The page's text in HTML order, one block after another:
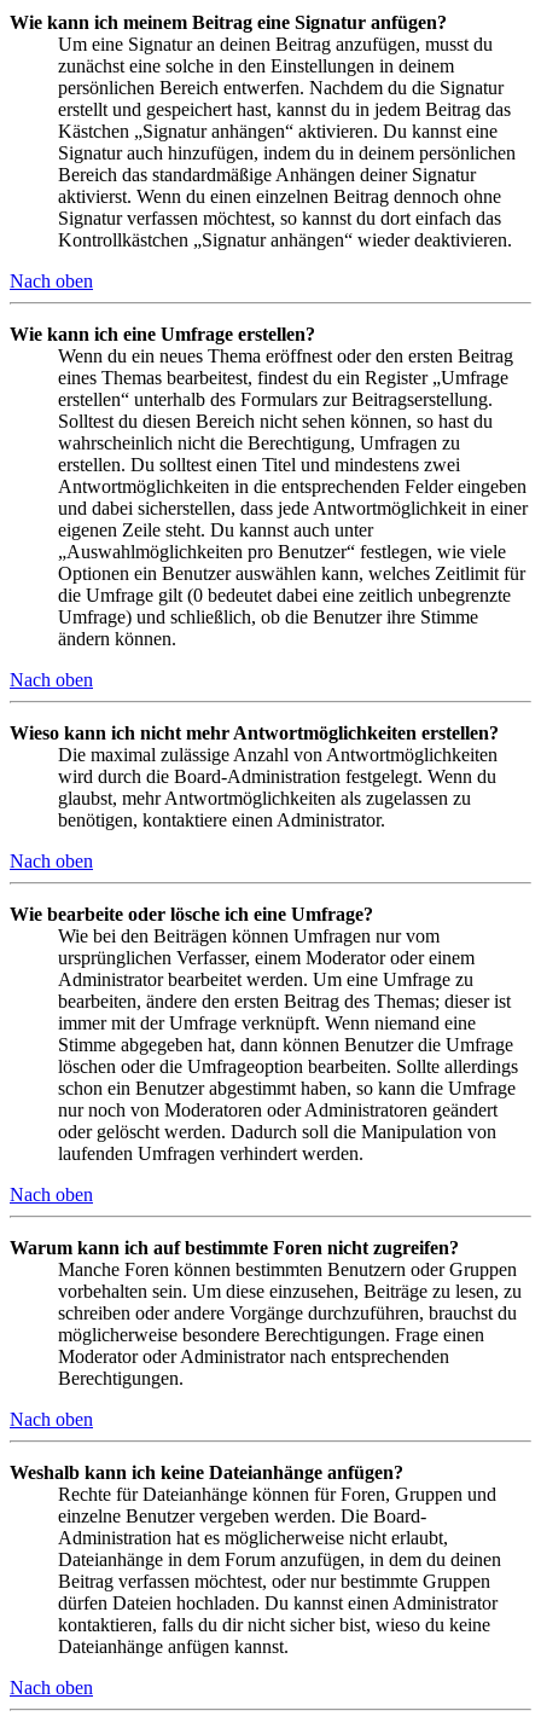
Wie kann ich meinem Beitrag eine Signatur anfügen?
Um eine Signatur an deinen Beitrag anzufügen, musst du
zunächst eine solche in den Einstellungen in deinem
persönlichen Bereich entwerfen. Nachdem du die Signatur
erstellt und gespeichert hast, kannst du in jedem Beitrag das
Kästchen „Signatur anhängen“ aktivieren. Du kannst eine
Signatur auch hinzufügen, indem du in deinem persönlichen
Bereich das standardmäßige Anhängen deiner Signatur
aktivierst. Wenn du einen einzelnen Beitrag dennoch ohne
Signatur verfassen möchtest, so kannst du dort einfach das
Kontrollkästchen „Signatur anhängen“ wieder deaktivieren.
Nach oben
Wie kann ich eine Umfrage erstellen?
Wenn du ein neues Thema eröffnest oder den ersten Beitrag
eines Themas bearbeitest, findest du ein Register „Umfrage
erstellen“ unterhalb des Formulars zur Beitragserstellung.
Solltest du diesen Bereich nicht sehen können, so hast du
wahrscheinlich nicht die Berechtigung, Umfragen zu
erstellen. Du solltest einen Titel und mindestens zwei
Antwortmöglichkeiten in die entsprechenden Felder eingeben
und dabei sicherstellen, dass jede Antwortmöglichkeit in einer
eigenen Zeile steht. Du kannst auch unter
„Auswahlmöglichkeiten pro Benutzer“ festlegen, wie viele
Optionen ein Benutzer auswählen kann, welches Zeitlimit für
die Umfrage gilt (0 bedeutet dabei eine zeitlich unbegrenzte
Umfrage) und schließlich, ob die Benutzer ihre Stimme
ändern können.
Nach oben
Wieso kann ich nicht mehr Antwortmöglichkeiten erstellen?
Die maximal zulässige Anzahl von Antwortmöglichkeiten
wird durch die Board-Administration festgelegt. Wenn du
glaubst, mehr Antwortmöglichkeiten als zugelassen zu
benötigen, kontaktiere einen Administrator.
Nach oben
Wie bearbeite oder lösche ich eine Umfrage?
Wie bei den Beiträgen können Umfragen nur vom
ursprünglichen Verfasser, einem Moderator oder einem
Administrator bearbeitet werden. Um eine Umfrage zu
bearbeiten, ändere den ersten Beitrag des Themas; dieser ist
immer mit der Umfrage verknüpft. Wenn niemand eine
Stimme abgegeben hat, dann können Benutzer die Umfrage
löschen oder die Umfrageoption bearbeiten. Sollte allerdings
schon ein Benutzer abgestimmt haben, so kann die Umfrage
nur noch von Moderatoren oder Administratoren geändert
oder gelöscht werden. Dadurch soll die Manipulation von
laufenden Umfragen verhindert werden.
Nach oben
Warum kann ich auf bestimmte Foren nicht zugreifen?
Manche Foren können bestimmten Benutzern oder Gruppen
vorbehalten sein. Um diese einzusehen, Beiträge zu lesen, zu
schreiben oder andere Vorgänge durchzuführen, brauchst du
möglicherweise besondere Berechtigungen. Frage einen
Moderator oder Administrator nach entsprechenden
Berechtigungen.
Nach oben
Weshalb kann ich keine Dateianhänge anfügen?
Rechte für Dateianhänge können für Foren, Gruppen und
einzelne Benutzer vergeben werden. Die Board-
Administration hat es möglicherweise nicht erlaubt,
Dateianhänge in dem Forum anzufügen, in dem du deinen
Beitrag verfassen möchtest, oder nur bestimmte Gruppen
dürfen Dateien hochladen. Du kannst einen Administrator
kontaktieren, falls du dir nicht sicher bist, wieso du keine
Dateianhänge anfügen kannst.
Nach oben